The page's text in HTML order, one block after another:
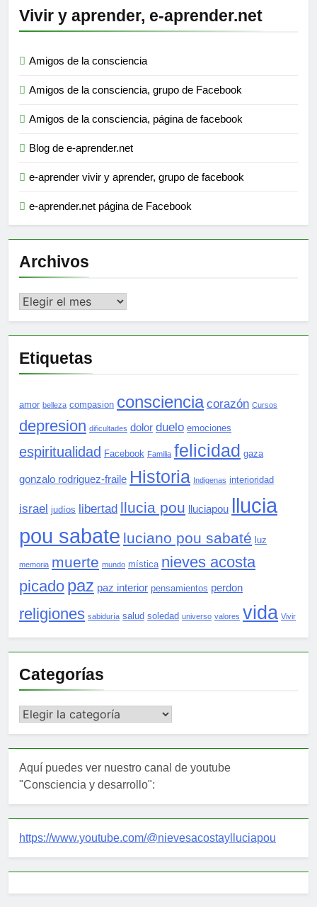
Vivir y aprender, e-aprender.net
Amigos de la consciencia
Amigos de la consciencia, grupo de Facebook
Amigos de la consciencia, página de facebook
Blog de e-aprender.net
e-aprender vivir y aprender, grupo de facebook
e-aprender.net página de Facebook
Archivos
Archivos
Etiquetas
amor belleza compasion consciencia corazón Cursos
depresion dificultades dolor duelo emociones
espiritualidad Facebook Familia felicidad gaza
gonzalo rodriguez-fraile Historia Indigenas interioridad
israel judíos libertad llucia pou lluciapou llucia
pou sabate luciano pou sabaté luz
memoria muerte mundo mística nieves acosta
picado paz paz interior pensamientos perdon
religiones sabiduría salud soledad universo valores vida Vivir
Categorías
Categorías
Aquí puedes ver nuestro canal de youtube
"Consciencia y desarrollo":
https://www.youtube.com/@nievesacostaylluciapou